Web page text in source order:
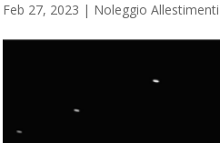
Feb 27, 2023 | Noleggio Allestimenti